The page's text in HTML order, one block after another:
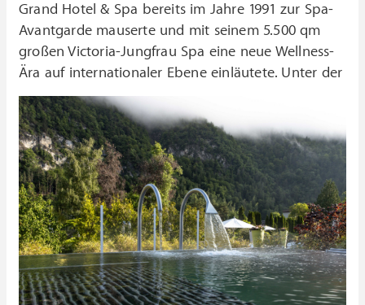
Grand Hotel & Spa bereits im Jahre 1991 zur Spa-
Avantgarde mauserte und mit seinem 5.500 qm
großen Victoria-Jungfrau Spa eine neue Wellness-
Ära auf internationaler Ebene einläutete. Unter der